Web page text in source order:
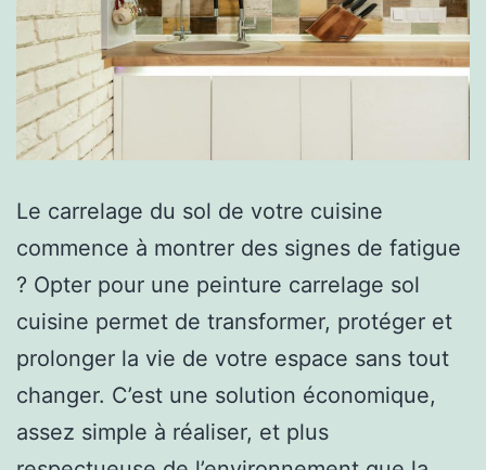
Le carrelage du sol de votre cuisine
commence à montrer des signes de fatigue
? Opter pour une peinture carrelage sol
cuisine permet de transformer, protéger et
prolonger la vie de votre espace sans tout
changer. C’est une solution économique,
assez simple à réaliser, et plus